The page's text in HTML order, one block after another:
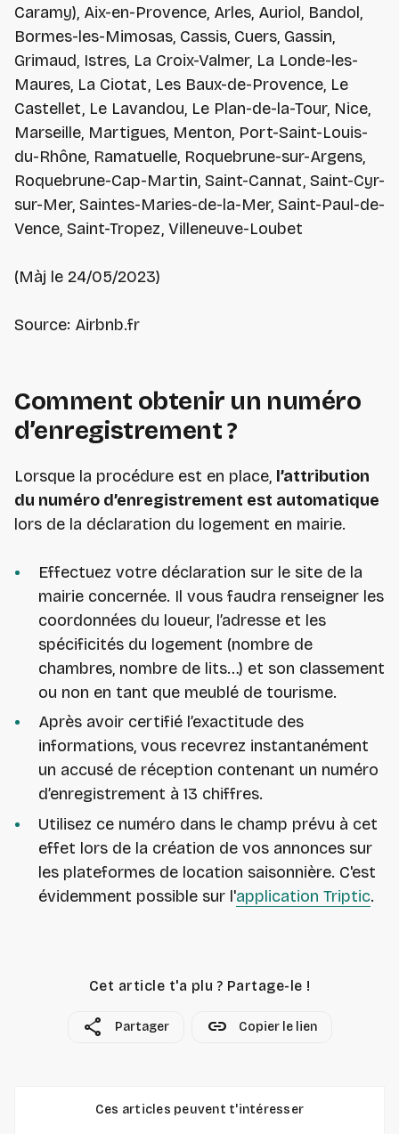
Caramy), Aix-en-Provence, Arles, Auriol, Bandol,
Bormes-les-Mimosas, Cassis, Cuers, Gassin,
Grimaud, Istres, La Croix-Valmer, La Londe-les-
Maures, La Ciotat, Les Baux-de-Provence, Le
Castellet, Le Lavandou, Le Plan-de-la-Tour, Nice,
Marseille, Martigues, Menton, Port-Saint-Louis-
du-Rhône, Ramatuelle, Roquebrune-sur-Argens,
Roquebrune-Cap-Martin, Saint-Cannat, Saint-Cyr-
sur-Mer, Saintes-Maries-de-la-Mer, Saint-Paul-de-
Vence, Saint-Tropez, Villeneuve-Loubet
(Màj le 24/05/2023)
Source: Airbnb.fr
Comment obtenir un numéro
d’enregistrement ?
Lorsque la procédure est en place, l’attribution
du numéro d’enregistrement est automatique
lors de la déclaration du logement en mairie.
Effectuez votre déclaration sur le site de la
mairie concernée. Il vous faudra renseigner les
coordonnées du loueur, l’adresse et les
spécificités du logement (nombre de
chambres, nombre de lits…) et son classement
ou non en tant que meublé de tourisme.
Après avoir certifié l’exactitude des
informations, vous recevrez instantanément
un accusé de réception contenant un numéro
d’enregistrement à 13 chiffres.
Utilisez ce numéro dans le champ prévu à cet
effet lors de la création de vos annonces sur
les plateformes de location saisonnière. C'est
évidemment possible sur l'application Triptic.
Cet article t'a plu ? Partage-le !
share Partager link Copier le lien
Ces articles peuvent t'intéresser